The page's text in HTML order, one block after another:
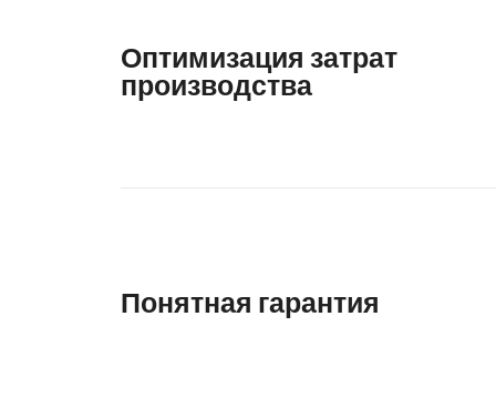
Оптимизация затрат
производства
Понятная гарантия